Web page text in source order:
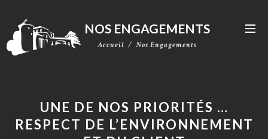
NOS ENGAGEMENTS
Accueil Nos Engagements
UNE DE NOS PRIORITÉS …
RESPECT DE L’ENVIRONNEMENT